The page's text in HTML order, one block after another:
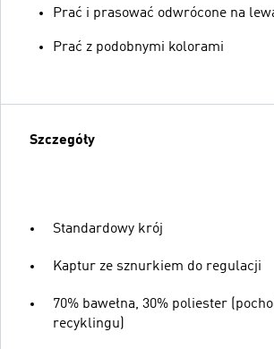
Prać i prasować odwrócone na
Prać z podobnymi kolorami
Szczegóły
Standardowy krój
Kaptur ze sznurkiem do regulacji
70% bawełna, 30% poliester
recyklingu)